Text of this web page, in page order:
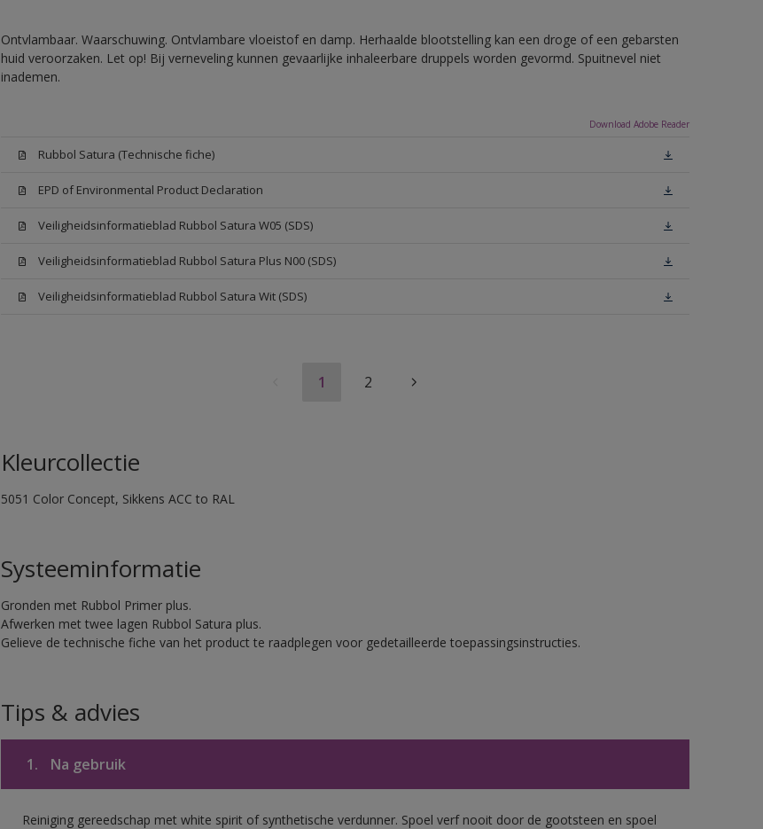
Ontvlambaar. Waarschuwing. Ontvlambare vloeistof en damp. Herhaalde blootstelling kan een droge of een gebarsten
huid veroorzaken. Let op! Bij verneveling kunnen gevaarlijke inhaleerbare druppels worden gevormd. Spuitnevel niet
inademen.
Download Adobe Reader
Rubbol Satura (Technische fiche)
EPD of Environmental Product Declaration
Veiligheidsinformatieblad Rubbol Satura W05 (SDS)
Veiligheidsinformatieblad Rubbol Satura Plus N00 (SDS)
Veiligheidsinformatieblad Rubbol Satura Wit (SDS)
1 2
Kleurcollectie
5051 Color Concept, Sikkens ACC to RAL
Systeeminformatie
Gronden met Rubbol Primer plus.
Afwerken met twee lagen Rubbol Satura plus.
Gelieve de technische fiche van het product te raadplegen voor gedetailleerde toepassingsinstructies.
Tips & advies
1. Na gebruik
Reiniging gereedschap met white spirit of synthetische verdunner. Spoel verf nooit door de gootsteen en spoel